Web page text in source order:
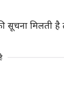
सूचना मिलती